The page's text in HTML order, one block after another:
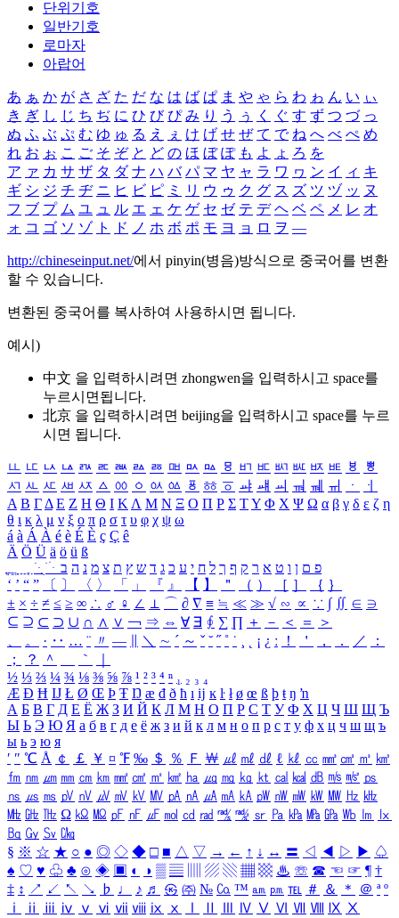
단위기호
일반기호
로마자
아랍어
あ ぁ か が さ ざ た だ な は ば ぱ ま や ゃ ら わ ゎ ん い ぃ
き ぎ し じ ち ぢ に ひ び ぴ み り う ぅ く ぐ す ず つ づ っ
ぬ ふ ぶ ぷ む ゆ ゅ る え ぇ け げ せ ぜ て で ね へ べ ぺ め
れ お ぉ こ ご そ ぞ と ど の ほ ぼ ぽ も よ ょ ろ を
ア ァ カ サ ザ タ ダ ナ ハ バ パ マ ヤ ャ ラ ワ ヮ ン イ ィ キ
ギ シ ジ チ ヂ ニ ヒ ビ ピ ミ リ ウ ゥ ク グ ス ズ ツ ヅ ッ ヌ
フ ブ プ ム ユ ュ ル エ ェ ケ ゲ セ ゼ テ デ ヘ ベ ペ メ レ オ
ォ コ ゴ ソ ゾ ト ド ノ ホ ボ ポ モ ヨ ョ ロ ヲ ―
http://chineseinput.net/에서 pinyin(병음)방식으로 중국어를 변환
할 수 있습니다.
변환된 중국어를 복사하여 사용하시면 됩니다.
예시)
中文 을 입력하시려면 zhongwen을 입력하시고 space를
누르시면됩니다.
北京 을 입력하시려면 beijing을 입력하시고 space를 누르
시면 됩니다.
ㅥ ㅦ ㅧ ㅨ ㅩ ㅪ ㅫ ㅬ ㅭ ㅮ ㅯ ㅰ ㅱ ㅲ ㅳ ㅴ ㅵ ㅶ ㅷ ㅸ
ㅹ
ㅺ ㅻ ㅼ ㅽ ㅾ ㅿ ㆀ ㆁ ㆂ ㆃ ㆄ ㆅ ㆆ ㆇ ㆈ ㆉ ㆊ ㆋ ㆌ ㆍ
ㆎ
Α Β ΓΔ Ε Ζ Η Θ Ι ΚΛ Μ Ν Ξ Ο Π Ρ Σ ΤΥ Φ Χ Ψ Ω α β γ δ ε ζ η
θ ι κ λ μ ν ξ ο π ρ σ τ υ φ χ ψ ω
á à Á À é è É È ç Ç ê
Ä Ö Ü ä ö ü ß
ִֶֹ ֻּ ׁׂ פ ם ן ו ט א ר ק ף ך ל ח י ע כ ג ד ש ץ ת צ מ נ ה ב
‘ ’ “ ” 〔 〕 〈 〉 「 」 『 』 【 】 ＂ （ ） ［ ］ ｛ ｝
± × ÷ ≠ ≤ ≥ ∞ ∴ ♂ ♀ ∠ ⊥ ⌒ ∂ ∇ ≡ ≒ ≪ ≫ √ ∽ ∝ ∵ ∫ ∬ ∈ ∋
⊆ ⊇ ⊂ ⊃ ∪ ∩ ∧ ∨ ￢ ⇒ ⇔ ∀ ∃ ∮ ∑ ∏ ＋ － ＜ ＝
＞
、
。 · ‥ … ¨ 〃 ― ＼ ∼ ´ ～ ˇ ˘ ˝ ˚ ˙ ¸ ¡ ¿ ː ！ ＇ ， ． ／
：
；
？ ＾ ｀
½ ⅓ ⅔ ¼ ¾ ⅛ ⅜ ⅝ ⅞ ¹ ² ³ ⁴ ⁿ ₁ ₂ ₃ ₄
Æ Ð Ħ Ĳ Ł Ø Œ Þ Ŧ Ŋ æ đ ð ħ ı ĳ ĸ ŀ ł ø œ ß þ ŧ ŋ ŉ
А Б В Г Д Е Ё Ж З И Й К Л М Н О П Р С Т У Ф Х Ц Ч Ш Щ Ъ
Ы Ь Э Ю Я а б в г д е ё ж з и й к л м н о п р с т у ф х ц ч ш щ ъ
ы ь э ю я
′ ″ ℃ Å ￠ ￡ ￥ ¤ ℉ ‰ ＄ ％ Ｆ ￦ ㎕ ㎖ ㎗ ℓ ㎘ ㏄ ㎣ ㎤ ㎥ ㎦
㎙ ㎚ ㎛ ㎜ ㎝ ㎞ ㎟ ㎠ ㎡ ㎢ ㏊ ㎍ ㎎ ㎏ ㏏ ㎈ ㎉ ㏈ ㎧ ㎨ ㎰
㎱ ㎲ ㎳ ㎴ ㎵ ㎶ ㎷ ㎸ ㎹ ㎀ ㎁ ㎂ ㎃ ㎄ ㎺ ㎻ ㎽ ㎾ ㎿ ㎐ ㎑
㎒ ㎓ ㎔ Ω ㏀ ㏁ ㎊ ㎋ ㎌ ㏖ ㏅ ㎭ ㎮ ㎯ ㏛ ㎩ ㎪ ㎫ ㎬ ㏝ ㏐
㏓
㏃ ㏉ ㏜ ㏆
§ ※ ☆ ★ ○ ● ◎ ◇ ◆ □ ■ △ ▽ → ← ↑ ↓ ↔ 〓 ◁ ◀ ▷ ▶ ♤
♠ ♡ ♥ ♧ ♣ ⊙ ◈ ▣ ◐ ◑ ▒ ▤ ▨ ▧ ▦ ▩ ♨ ☏ ☎ ☜ ☞ ¶ †
‡ ↕ ↗ ↙ ↖ ↘ ♭ ♩ ♪ ♬ ㉿ ㈜ № ㏇ ™ ㏂ ㏘ ℡ ＃ ＆ ＊ ＠ ª º
ⅰ
ⅱ ⅲ ⅳ ⅴ ⅵ ⅶ ⅷ ⅸ ⅹ Ⅳ Ⅴ Ⅵ Ⅶ Ⅷ Ⅸ Ⅹ